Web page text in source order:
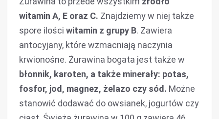
witamin A, E oraz C. Znajdziemy w niej także
spore ilości witamin z grupy B. Zawiera
antocyjany, które wzmacniają naczynia
krwionośne. Żurawina bogata jest także w
błonnik, karoten, a także minerały: potas,
fosfor, jod, magnez, żelazo czy sód. Możne
stanowić dodawać do owsianek, jogurtów czy